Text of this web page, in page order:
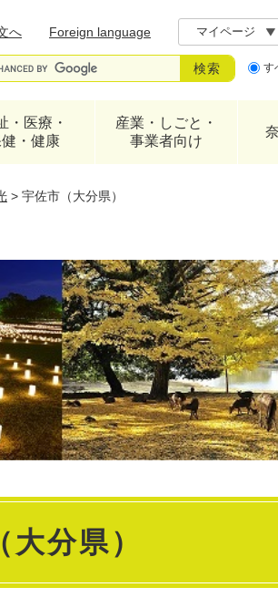
へ
Foreign language マイページ
す
・医療・
・健康
産業・しごと・
事業者向け
> 宇佐市（大分県）
分県）